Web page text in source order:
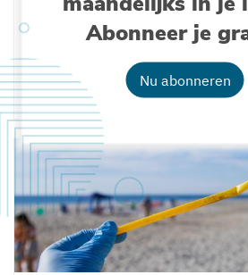
Abonneer je
Nu abonneren
Wereldwijd ingezette
rivieren, havens en oceaan
30-08-2021